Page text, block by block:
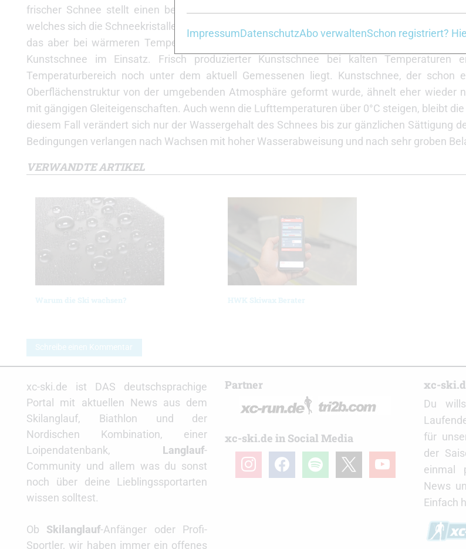
frischer Schnee stellt einen beim Wachsen vor die größten Probleme. Scharfe
welches sich die Schneekristalle nicht hineinbohren können (betrifft das Steigwachs) und das
das aber bei wärmeren Temperaturen gleichzeitig wasserabweisende Qualitäten hat.
Kunstschnee im Einsatz. Frisch produzierter Kunstschnee bei kalten Temperaturen
Temperaturbereich noch unter dem aktuell Gemessenen liegt. Kunstschnee, der schon
Oberflächenstruktur von der umgebenden Atmosphäre geformt wurde, ähnelt eher wieder
mit gängigen Gleiteigenschaften. Auch wenn die Lufttemperaturen über 0°C steigen, bleibt
diesem Fall verändert sich nur der Wassergehalt des Schnees bis zur gänzlichen Sättigung
Bedingungen verlangen nach Wachsen mit hoher Wasserabweisung und nach sehr groben
VERWANDTE ARTIKEL
Warum die Ski wachsen? HWK Skiwax Berater
Schreibe einen Kommentar
xc-ski.de ist DAS deutschsprachige
Portal mit aktuellen News aus dem
Skilanglauf, Biathlon und der
Nordischen Kombination, einer
Loipendatenbank, Langlauf-
Community und allem was du sonst
noch über deine Lieblingssportarten
wissen solltest.
Ob Skilanglauf-Anfänger oder Profi-
Sportler, wir haben immer ein offenes
Partner
xc-ski.de in Social Media
instagramfacebookspotify youtube
xc-
Du
für
der
einmal
News
Einfach
ImpressumDatenschutzAbo verwaltenSchon registriert?